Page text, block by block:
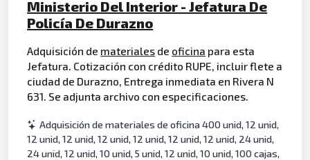
Ministerio Del Interior - Jefatura De
Policía De Durazno
Adquisición de materiales de oficina para esta
Jefatura. Cotización con crédito RUPE, incluir flete a
ciudad de Durazno, Entrega inmediata en Rivera N
631. Se adjunta archivo con especificaciones.
Adquisición de materiales de oficina 400 unid, 12 unid,
12 unid, 12 unid, 12 unid, 12 unid, 12 unid, 12 unid, 24 unid,
24 unid, 12 unid, 10 unid, 5 unid, 12 unid, 10 unid, 100 cajas,